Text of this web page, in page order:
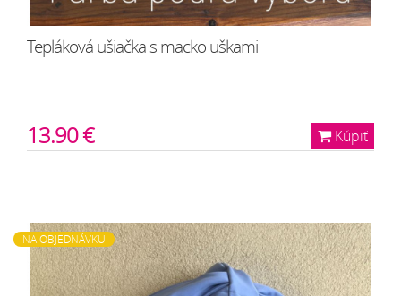
Tepláková ušiačka s macko uškami
Kúpiť
13.90 €
NA OBJEDNÁVKU